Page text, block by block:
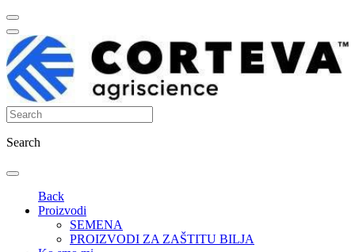
Search
Back
Proizvodi
SEMENA
PROIZVODI ZA ZAŠTITU BILJA